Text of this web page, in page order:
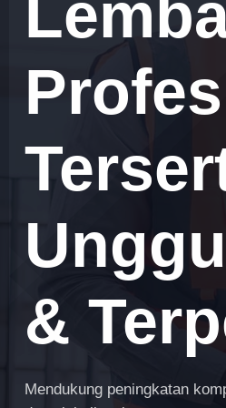
&
Mendukung peningkatan